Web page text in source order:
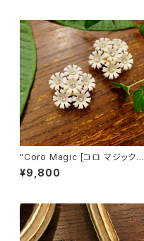
"Coro Magic [コロ マジック]"
60's NY買い付け 可憐な白い
花束のような磁石留めヴィンテ
¥9,800